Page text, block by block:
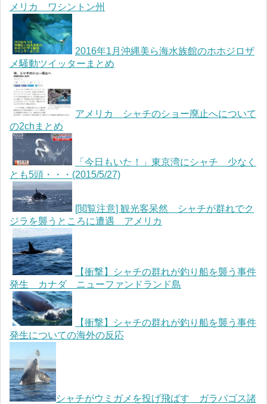
メリカ ワシントン州
2016年1月沖縄美ら海水族館のホホジロザ
メ騒動ツイッターまとめ
アメリカ シャチのショー廃止へについて
の2chまとめ
「今日もいた！」東京湾にシャチ 少なく
とも5頭・・・(2015/5/27)
[閲覧注意] 観光客呆然 シャチが群れでク
ジラを襲うところに遭遇 アメリカ
【衝撃】シャチの群れが釣り船を襲う事件
発生 カナダ ニューファンドランド島
【衝撃】シャチの群れが釣り船を襲う事件
発生についての海外の反応
シャチがウミガメを投げ飛ばす ガラパゴス諸